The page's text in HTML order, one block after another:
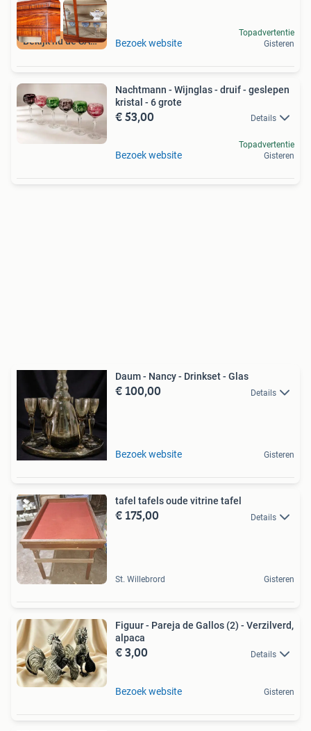
Bekijk nu de SALE Bezoek website
Topadvertentie
Gisteren
Nachtmann - Wijnglas - druif - geslepen
kristal - 6 grote
€ 53,00 Details
Bezoek website
Topadvertentie
Gisteren
Daum - Nancy - Drinkset - Glas
€ 100,00 Details
Bezoek website Gisteren
tafel tafels oude vitrine tafel
€ 175,00 Details
St. Willebrord Gisteren
Figuur - Pareja de Gallos (2) - Verzilverd,
alpaca
€ 3,00 Details
Bezoek website Gisteren